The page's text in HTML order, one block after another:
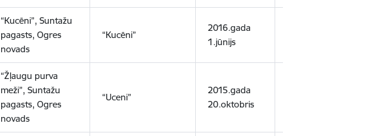
“Kucēni”, Suntažu
pagasts, Ogres
novads
“Kucēni”
2016.gada
1.jūnijs
“Žļaugu purva
meži”, Suntažu
pagasts, Ogres
novads
“Uceni”
2015.gada
20.oktobris